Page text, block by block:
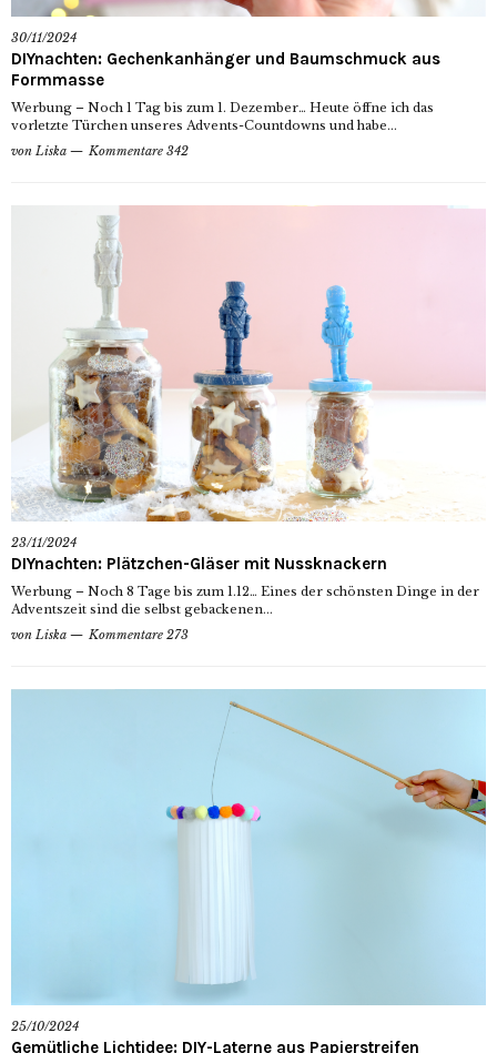
30/11/2024
DIYnachten: Gechenkanhänger und Baumschmuck aus
Formmasse
Werbung – Noch 1 Tag bis zum 1. Dezember… Heute öffne ich das
vorletzte Türchen unseres Advents-Countdowns und habe...
von Liska Kommentare 342
23/11/2024
DIYnachten: Plätzchen-Gläser mit Nussknackern
Werbung – Noch 8 Tage bis zum 1.12… Eines der schönsten Dinge in der
Adventszeit sind die selbst gebackenen...
von Liska Kommentare 273
25/10/2024
Gemütliche Lichtidee: DIY-Laterne aus Papierstreifen